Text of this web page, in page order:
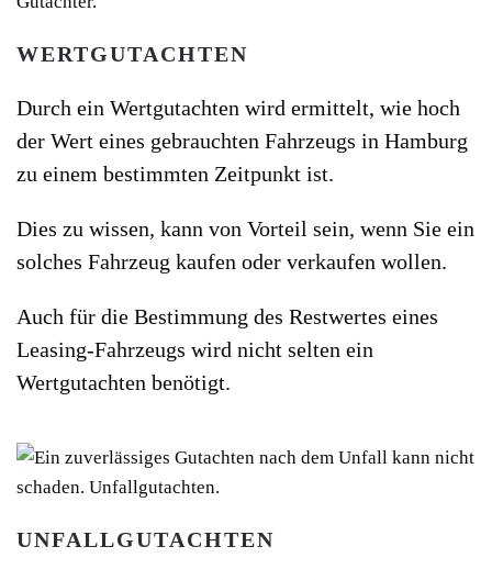
WERTGUTACHTEN
Durch ein Wertgutachten wird ermittelt, wie hoch
der Wert eines gebrauchten Fahrzeugs in Hamburg
zu einem bestimmten Zeitpunkt ist.
Dies zu wissen, kann von Vorteil sein, wenn Sie ein
solches Fahrzeug kaufen oder verkaufen wollen.
Auch für die Bestimmung des Restwertes eines
Leasing-Fahrzeugs wird nicht selten ein
Wertgutachten benötigt.
UNFALLGUTACHTEN